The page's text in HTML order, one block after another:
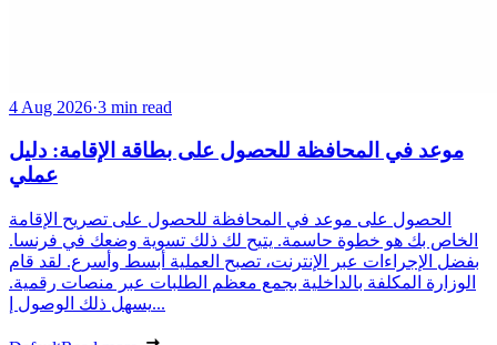
4 Aug 2026·3 min read
موعد في المحافظة للحصول على بطاقة الإقامة: دليل
عملي
الحصول على موعد في المحافظة للحصول على تصريح الإقامة
الخاص بك هو خطوة حاسمة. يتيح لك ذلك تسوية وضعك في فرنسا.
بفضل الإجراءات عبر الإنترنت، تصبح العملية أبسط وأسرع. لقد قام
الوزارة المكلفة بالداخلية بجمع معظم الطلبات عبر منصات رقمية.
يسهل ذلك الوصول إ...